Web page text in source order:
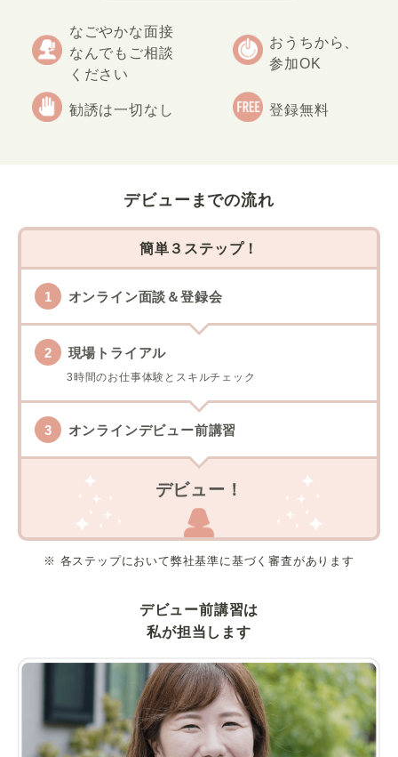
なごやかな面接
なんでもご相談
ください
おうちから、
参加OK
勧誘は一切なし 登録無料
デビューまでの流れ
簡単３ステップ！
オンライン面談＆登録会
現場トライアル
3時間のお仕事体験とスキルチェック
オンラインデビュー前講習
デビュー！
※ 各ステップにおいて弊社基準に基づく審査があります
デビュー前講習は
私が担当します